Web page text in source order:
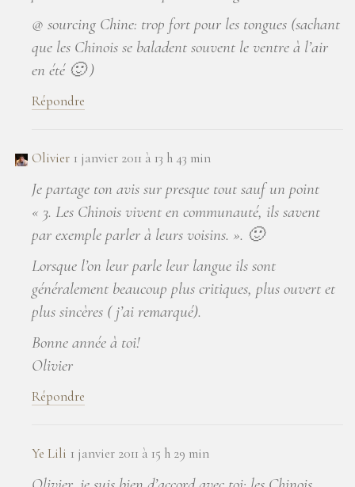
@ sourcing Chine: trop fort pour les tongues (sachant
que les Chinois se baladent souvent le ventre à l’air
en été 🙂 )
Répondre
Olivier 1 janvier 2011 à 13 h 43 min
Je partage ton avis sur presque tout sauf un point
« 3. Les Chinois vivent en communauté, ils savent
par exemple parler à leurs voisins. ». 🙂
Lorsque l’on leur parle leur langue ils sont
généralement beaucoup plus critiques, plus ouvert et
plus sincères ( j’ai remarqué).
Bonne année à toi!
Olivier
Répondre
Ye Lili 1 janvier 2011 à 15 h 29 min